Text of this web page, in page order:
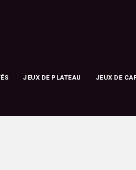
JEUX DE PLATEAU JEUX DE